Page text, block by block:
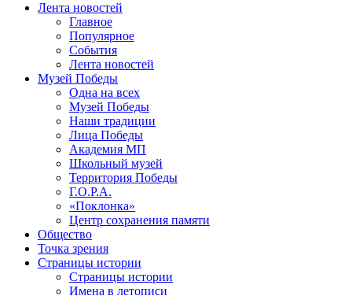
Лента новостей
Главное
Популярное
События
Лента новостей
Музей Победы
Одна на всех
Музей Победы
Наши традиции
Лица Победы
Академия МП
Школьный музей
Территория Победы
Г.О.Р.А.
«Поклонка»
Центр сохранения памяти
Общество
Точка зрения
Страницы истории
Страницы истории
Имена в летописи